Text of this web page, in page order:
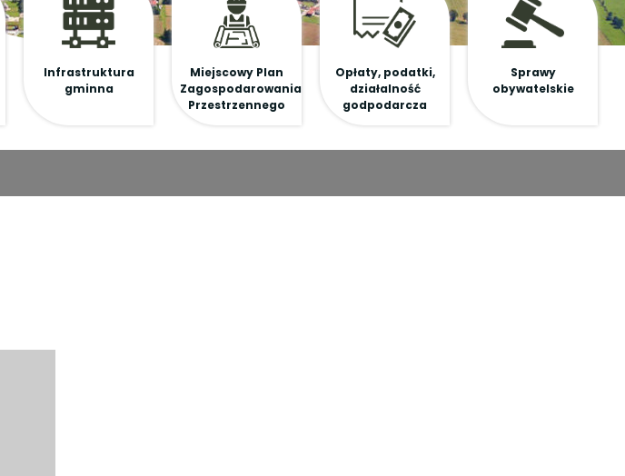
Infrastruktura
gminna
Miejscowy Plan
Zagospodarowania
Przestrzennego
Opłaty, podatki,
działalność
godpodarcza
Sprawy
obywatelskie